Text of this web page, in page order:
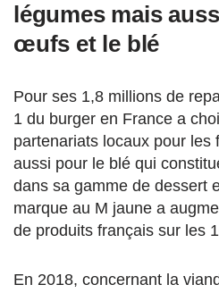
légumes mais
œufs et le blé
Pour ses 1,8 millions de
1 du burger en France a
partenariats locaux pour les
aussi pour le blé qui
dans sa gamme de dessert
marque au M jaune a
de produits français sur les
En 2018, concernant la